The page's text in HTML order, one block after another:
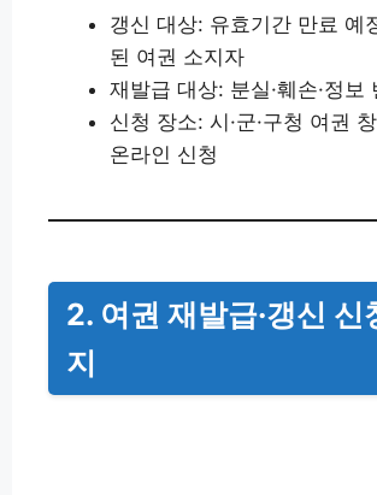
갱신 대상: 유효기간 만료 예
된 여권 소지자
재발급 대상: 분실·훼손·정보
신청 장소: 시·군·구청 여권
온라인 신청
2. 여권 재발급·갱신 신
지